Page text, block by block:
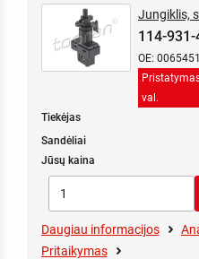
val.
Jungiklis,
114-931-
OE:
Tiekėjas
Sandėliai
Jūsų kaina
Daugiau informacijos
Pritaikymas